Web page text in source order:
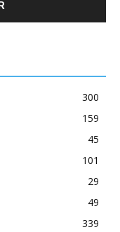
300
159
45
101
29
49
339